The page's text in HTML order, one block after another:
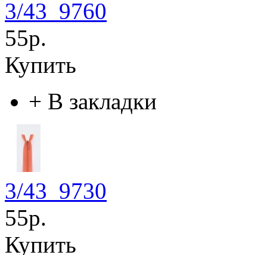
3/43_9760
55р.
Купить
+ В закладки
3/43_9730
55р.
Купить